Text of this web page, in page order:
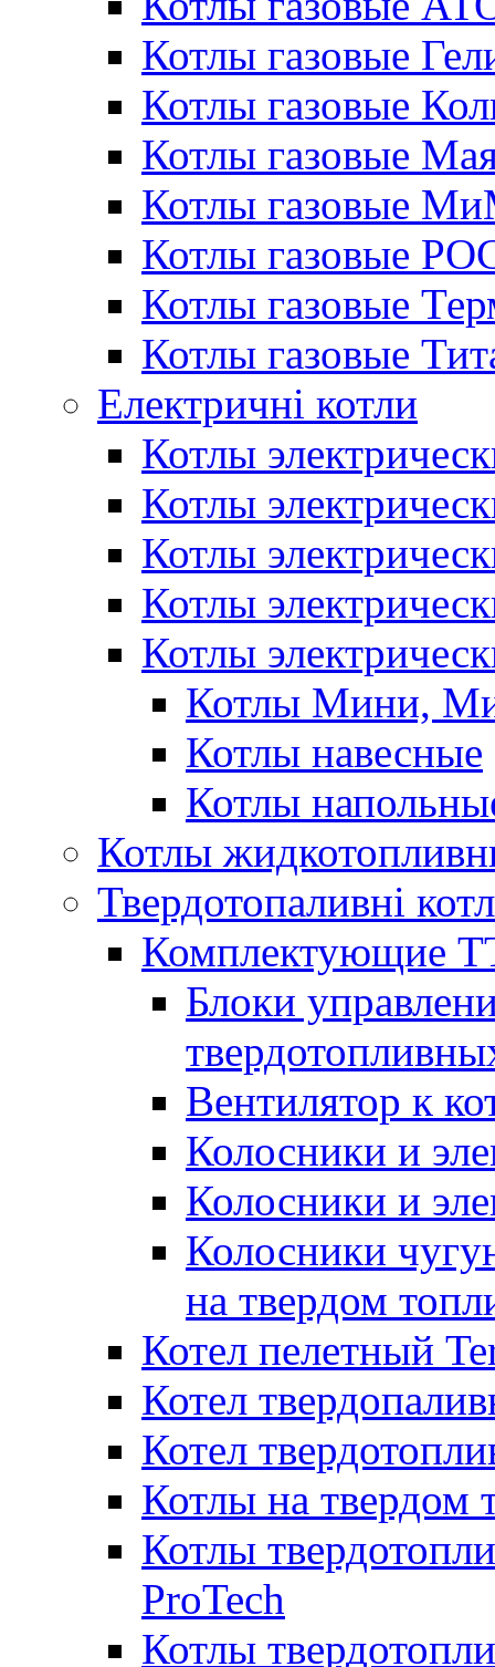
Котлы газовые
Котлы газовые
Котлы газовые
Котлы газовые
Котлы газовые
Котлы газовые
Котлы газовые
Електричні котли
Котлы
Котлы
Котлы
Котлы
Котлы
Котлы Мини,
Котлы навесные
Котлы
Котлы
Твердотопаливні
Комплектующие
Блоки
Вентилятор к
Колосники и
Колосники и
Колосники
на твердом
Котел пелетный
Котел
Котел
Котлы на твердом
Котлы
ProTech
Котлы